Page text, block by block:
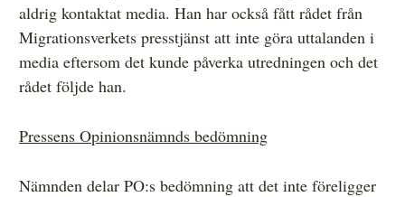
aldrig kontaktat media. Han har också fått rådet från
Migrationsverkets presstjänst att inte göra uttalanden i
media eftersom det kunde påverka utredningen och det
rådet följde han.
Pressens Opinionsnämnds bedömning
Nämnden delar PO:s bedömning att det inte föreligger